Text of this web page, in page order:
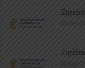
July
July